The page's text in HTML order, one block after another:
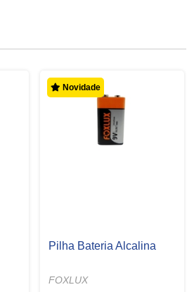
Luminária LED Painel
FOXLUX
Novidade